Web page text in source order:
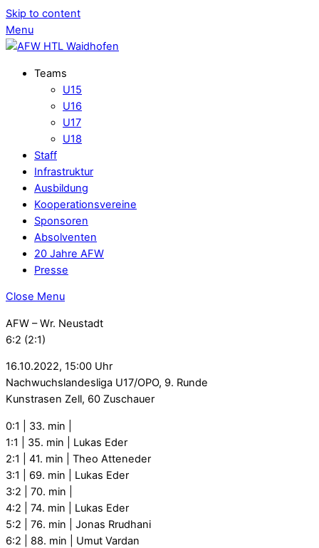
Skip to content
Menu
Teams
U15
U16
U17
U18
Staff
Infrastruktur
Ausbildung
Kooperationsvereine
Sponsoren
Absolventen
20 Jahre AFW
Presse
Close Menu
AFW – Wr. Neustadt
6:2 (2:1)
16.10.2022, 15:00 Uhr
Nachwuchslandesliga U17/OPO, 9. Runde
Kunstrasen Zell, 60 Zuschauer
0:1 | 33. min |
1:1 | 35. min | Lukas Eder
2:1 | 41. min | Theo Atteneder
3:1 | 69. min | Lukas Eder
3:2 | 70. min |
4:2 | 74. min | Lukas Eder
5:2 | 76. min | Jonas Rrudhani
6:2 | 88. min | Umut Vardan